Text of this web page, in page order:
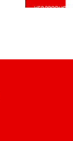
VER PRODUCTO